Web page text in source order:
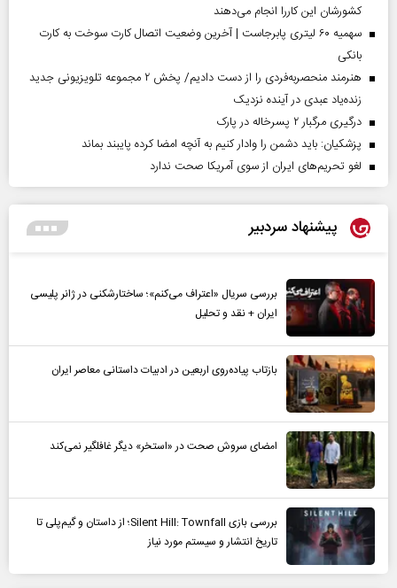
کشورشان این کاررا انجام می‌دهند
سهمیه ۶۰ لیتری پابرجاست | آخرین وضعیت اتصال کارت سوخت به کارت
بانکی
هنرمند منحصر‌به‌فردی را از دست دادیم/ پخش ۲ مجموعه تلویزیونی جدید
زنده‌یاد عبدی در آینده نزدیک
درگیری مرگبار ۲ پسرخاله در پارک
پزشکیان: باید دشمن را وادار کنیم به آنچه امضا کرده پایبند بماند
لغو تحریم‌های ایران از سوی آمریکا صحت ندارد
پیشنهاد سردبیر
بررسی سریال «اعتراف می‌کنم»؛ ساختارشکنی در ژانر پلیسی
ایران + نقد و تحلیل
بازتاب پیاده‌روی اربعین در ادبیات داستانی معاصر ایران
امضای سروش صحت در «استخر» دیگر غافلگیر نمی‌کند
بررسی بازی Silent Hill: Townfall؛ از داستان و گیم‌پلی تا
تاریخ انتشار و سیستم مورد نیاز